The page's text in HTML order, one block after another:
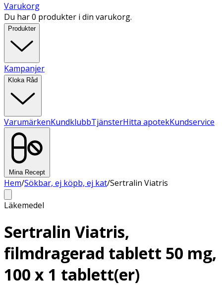
Varukorg
Du har 0 produkter i din varukorg.
Produkter
Kampanjer
Kloka Råd
VarumärkenKundklubbTjänsterHitta apotekKundservice
Mina Recept
Hem/Sökbar, ej köpb, ej kat/Sertralin Viatris
Läkemedel
Sertralin Viatris,
filmdragerad tablett 50 mg,
100 x 1 tablett(er)